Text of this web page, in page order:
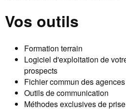
Vos outils
Formation terrain
Logiciel d'exploitation de
prospects
Fichier commun des
Outils de communication
Méthodes exclusives de